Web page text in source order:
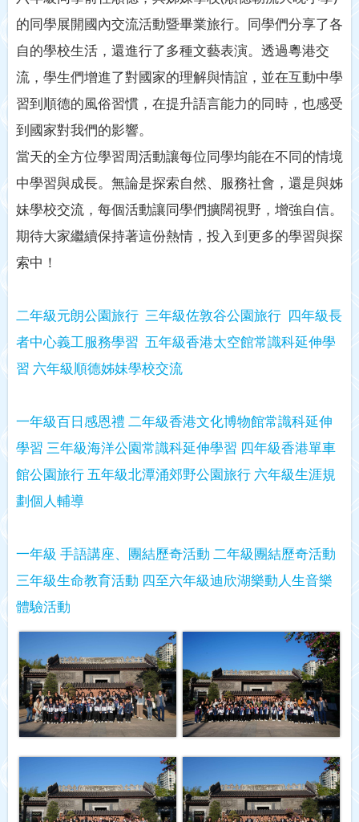
的同學展開國內交流活動暨畢業旅行。同學們分享了各
自的學校生活，還進行了多種文藝表演。透過粵港交
流，學生們增進了對國家的理解與情誼，並在互動中學
習到順德的風俗習慣，在提升語言能力的同時，也感受
到國家對我們的影響。
當天的全方位學習周活動讓每位同學均能在不同的情境
中學習與成長。無論是探索自然、服務社會，還是與姊
妹學校交流，每個活動讓同學們擴闊視野，增強自信。
期待大家繼續保持著這份熱情，投入到更多的學習與探
索中！
二年級元朗公園旅行 三年級佐敦谷公園旅行 四年級長
者中心義工服務學習 五年級香港太空館常識科延伸學
習 六年級順德姊妹學校交流
一年級百日感恩禮 二年級香港文化博物館常識科延伸
學習 三年級海洋公園常識科延伸學習 四年級香港單車
館公園旅行五年級北潭涌郊野公園旅行 六年級生涯規
劃個人輔導
一年級 手語講座、團結歷奇活動 二年級團結歷奇活動
三年級生命教育活動 四至六年級迪欣湖樂動人生音樂
體驗活動